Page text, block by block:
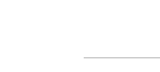
行烽火线（200米军
色项目。同时新增引